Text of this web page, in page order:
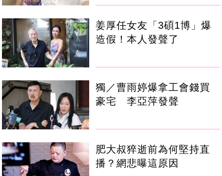
姜厚任女友「3碩1博」爆
造假！本人發聲了
獨／曹雨婷爆拿工會錢買
豪宅 李亞萍發聲
肥大叔猝逝前為何堅持直
播？網悲曝這原因